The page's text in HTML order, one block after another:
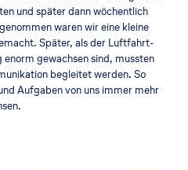
und später dann wöchentlich
waren wir eine kleine
Später, als der Luftfahrt-
gewachsen sind, mussten
begleitet werden. So
Aufgaben von uns immer mehr